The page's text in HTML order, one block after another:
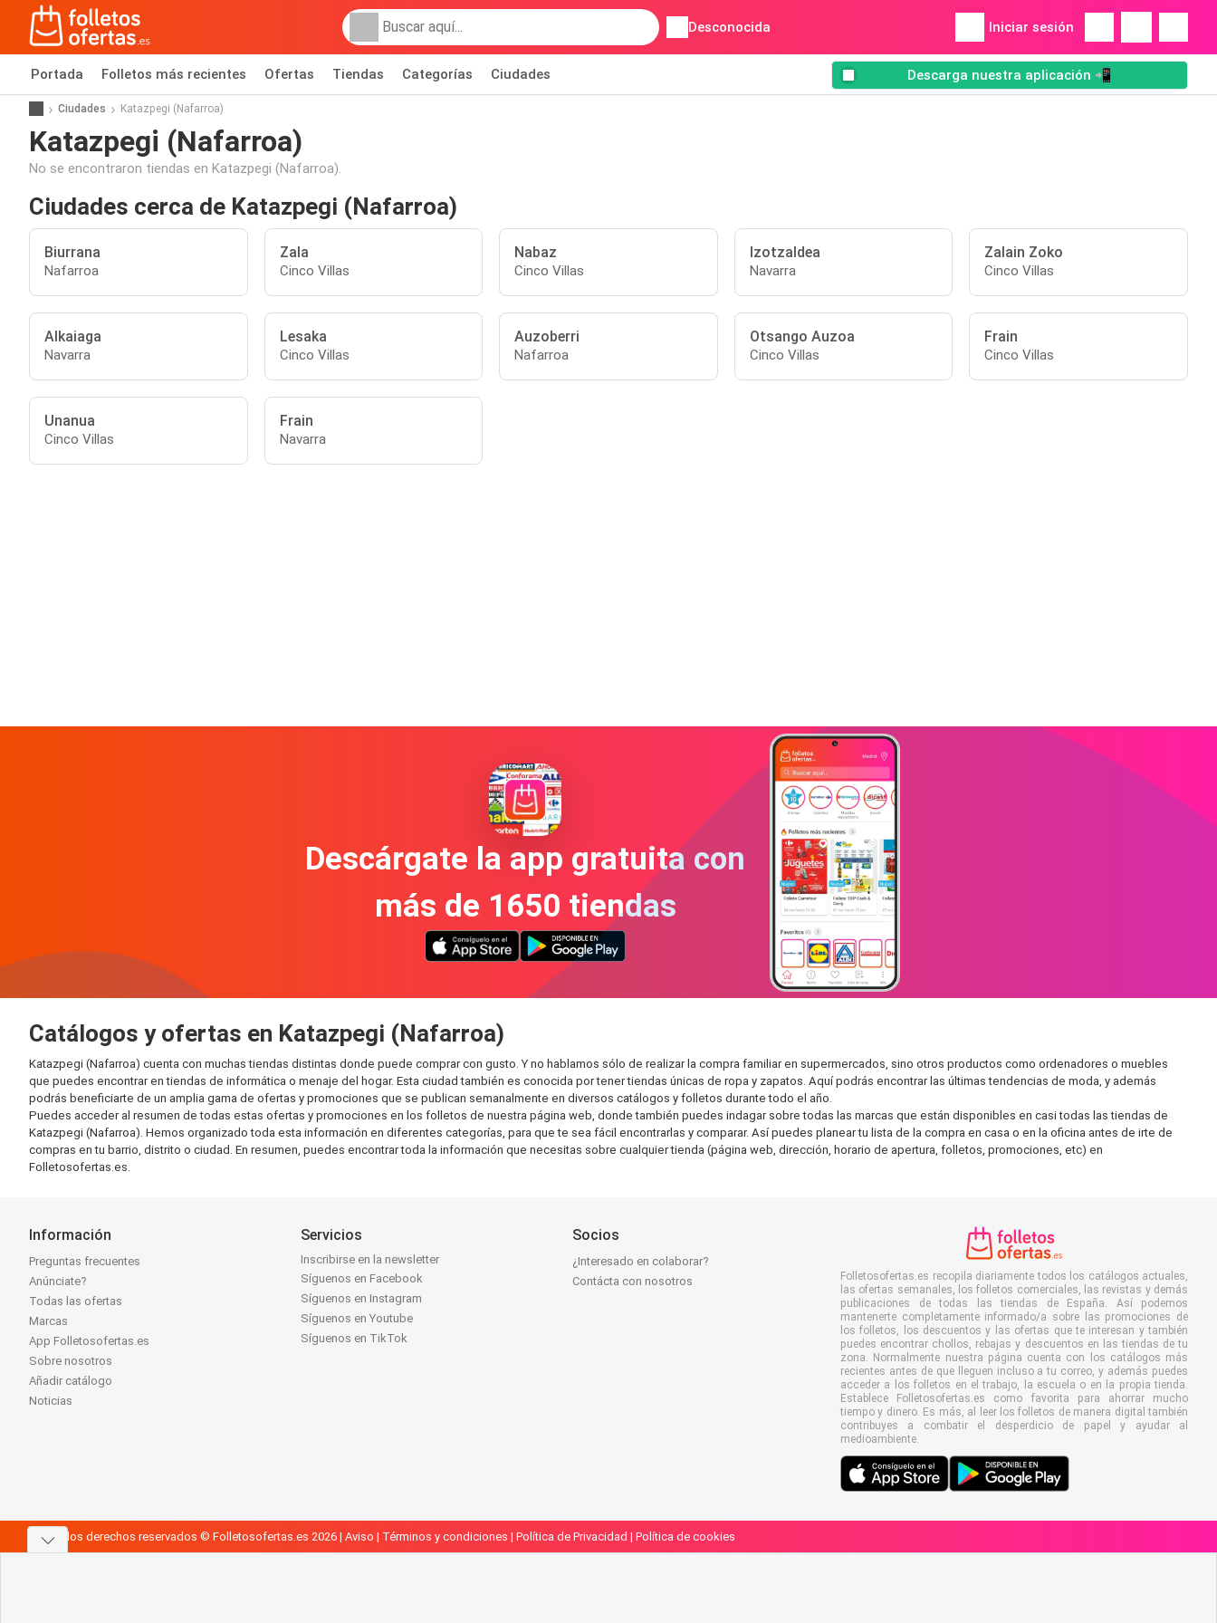
Desconocida Iniciar sesión
Portada Folletos más recientes Ofertas Tiendas Categorías Ciudades Descarga nuestra aplicación 📲
Ciudades Katazpegi (Nafarroa)
Katazpegi (Nafarroa)
No se encontraron tiendas en Katazpegi (Nafarroa).
Ciudades cerca de Katazpegi (Nafarroa)
Biurrana
Nafarroa
Zala
Cinco Villas
Nabaz
Cinco Villas
Izotzaldea
Navarra
Zalain Zoko
Cinco Villas
Alkaiaga
Navarra
Lesaka
Cinco Villas
Auzoberri
Nafarroa
Otsango Auzoa
Cinco Villas
Frain
Cinco Villas
Unanua
Cinco Villas
Frain
Navarra
Descárgate la app gratuita con
más de 1650 tiendas
Catálogos y ofertas en Katazpegi (Nafarroa)
Katazpegi (Nafarroa) cuenta con muchas tiendas distintas donde puede comprar con gusto. Y no hablamos sólo de realizar la compra familiar en supermercados, sino otros productos como ordenadores o muebles
que puedes encontrar en tiendas de informática o menaje del hogar. Esta ciudad también es conocida por tener tiendas únicas de ropa y zapatos. Aquí podrás encontrar las últimas tendencias de moda, y además
podrás beneficiarte de un amplia gama de ofertas y promociones que se publican semanalmente en diversos catálogos y folletos durante todo el año.
Puedes acceder al resumen de todas estas ofertas y promociones en los folletos de nuestra página web, donde también puedes indagar sobre todas las marcas que están disponibles en casi todas las tiendas de
Katazpegi (Nafarroa). Hemos organizado toda esta información en diferentes categorías, para que te sea fácil encontrarlas y comparar. Así puedes planear tu lista de la compra en casa o en la oficina antes de irte de
compras en tu barrio, distrito o ciudad. En resumen, puedes encontrar toda la información que necesitas sobre cualquier tienda (página web, dirección, horario de apertura, folletos, promociones, etc) en
Folletosofertas.es.
Información
Preguntas frecuentes
Anúnciate?
Todas las ofertas
Marcas
App Folletosofertas.es
Sobre nosotros
Añadir catálogo
Noticias
Servicios
Inscribirse en la newsletter
Síguenos en Facebook
Síguenos en Instagram
Síguenos en Youtube
Síguenos en TikTok
Socios
¿Interesado en colaborar?
Contácta con nosotros
Folletosofertas.es recopila diariamente todos los catálogos actuales,
las ofertas semanales, los folletos comerciales, las revistas y demás
publicaciones de todas las tiendas de España. Así podemos
mantenerte completamente informado/a sobre las promociones de
los folletos, los descuentos y las ofertas que te interesan y también
puedes encontrar chollos, rebajas y descuentos en las tiendas de tu
zona. Normalmente nuestra página cuenta con los catálogos más
recientes antes de que lleguen incluso a tu correo, y además puedes
acceder a los folletos en el trabajo, la escuela o en la propia tienda.
Establece Folletosofertas.es como favorita para ahorrar mucho
tiempo y dinero. Es más, al leer los folletos de manera digital también
contribuyes a combatir el desperdicio de papel y ayudar al
medioambiente.
Todos los derechos reservados © Folletosofertas.es 2026 | Aviso | Términos y condiciones | Política de Privacidad | Política de cookies